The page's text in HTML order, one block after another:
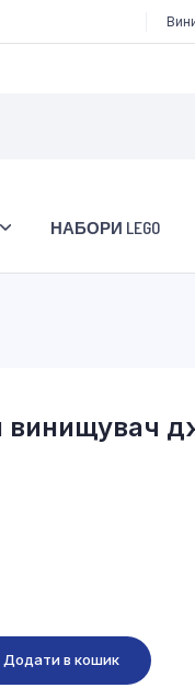
НАБОРИ LEGO
винищувач
Додати в кошик